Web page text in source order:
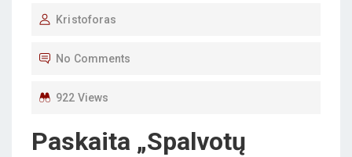
SKristoforas
No Comments
922 Views
Paskaita „Spalvotų